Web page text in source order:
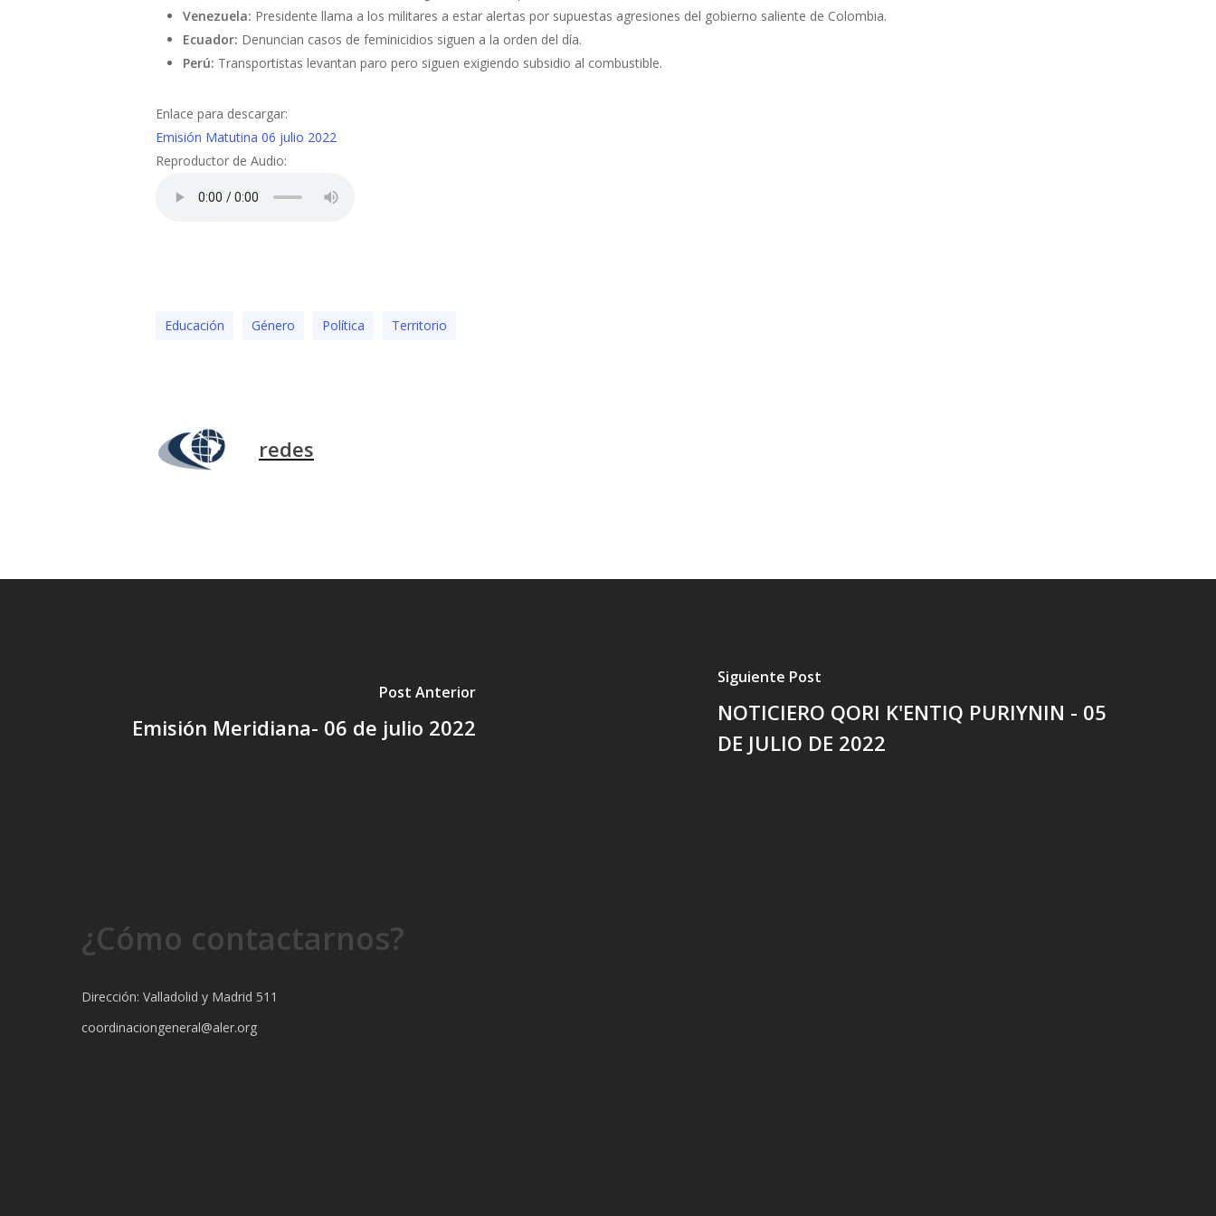
Venezuela: Presidente llama a los militares a estar alertas por supuestas agresiones del gobierno saliente de Colombia.
Ecuador: Denuncian casos de feminicidios siguen a la orden del día.
Perú: Transportistas levantan paro pero siguen exigiendo subsidio al combustible.
Enlace para descargar:
Emisión Matutina 06 julio 2022
Reproductor de Audio:
Educación Género Polí­tica Territorio
redes
Post Anterior
Emisión Meridiana- 06 de julio 2022
Siguiente Post
NOTICIERO QORI K'ENTIQ PURIYNIN - 05
DE JULIO DE 2022
¿Cómo contactarnos?
Dirección: Valladolid y Madrid 511
coordinaciongeneral@aler.org